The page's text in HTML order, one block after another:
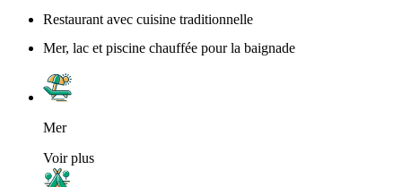
Restaurant avec cuisine traditionnelle
Mer, lac et piscine chauffée pour la baignade
Mer
Voir plus